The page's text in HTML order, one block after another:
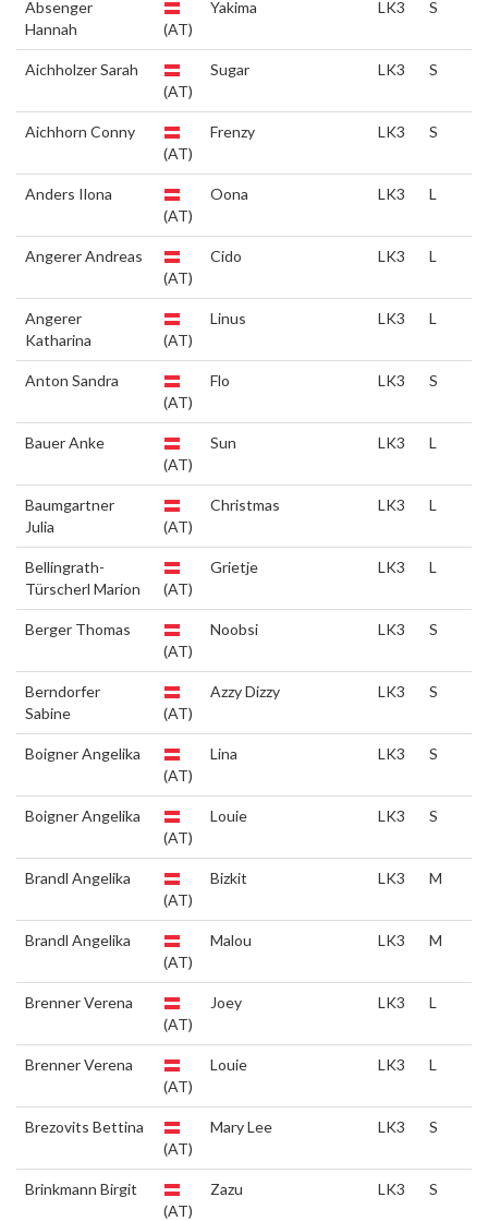
Absenger
Hannah
(AT)
Yakima LK3 S
Aichholzer Sarah
(AT)
Sugar LK3 S
Aichhorn Conny
(AT)
Frenzy LK3 S
Anders Ilona
(AT)
Oona LK3 L
Angerer Andreas
(AT)
Cido LK3 L
Angerer
Katharina
(AT)
Linus LK3 L
Anton Sandra
(AT)
Flo LK3 S
Bauer Anke
(AT)
Sun LK3 L
Baumgartner
Julia
(AT)
Christmas LK3 L
Bellingrath-
Türscherl Marion
(AT)
Grietje LK3 L
Berger Thomas
(AT)
Noobsi LK3 S
Berndorfer
Sabine
(AT)
Azzy Dizzy LK3 S
Boigner Angelika
(AT)
Lina LK3 S
Boigner Angelika
(AT)
Louie LK3 S
Brandl Angelika
(AT)
Bizkit LK3 M
Brandl Angelika
(AT)
Malou LK3 M
Brenner Verena
(AT)
Joey LK3 L
Brenner Verena
(AT)
Louie LK3 L
Brezovits Bettina
(AT)
Mary Lee LK3 S
Brinkmann Birgit
(AT)
Zazu LK3 S